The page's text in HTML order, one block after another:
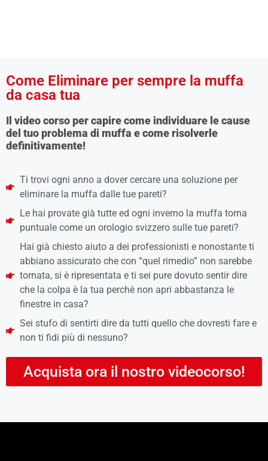
Come Eliminare per sempre la muffa
da casa tua
Il video corso per capire come individuare le cause
del tuo problema di muffa e come risolverle
definitivamente!
Ti trovi ogni anno a dover cercare una soluzione per
eliminare la muffa dalle tue pareti?
Le hai provate già tutte ed ogni inverno la muffa torna
puntuale come un orologio svizzero sulle tue pareti?
Hai già chiesto aiuto a dei professionisti e nonostante ti
abbiano assicurato che con “quel rimedio” non sarebbe
tornata, si è ripresentata e ti sei pure dovuto sentir dire
che la colpa è la tua perchè non apri abbastanza le
finestre in casa?
Sei stufo di sentirti dire da tutti quello che dovresti fare e
non ti fidi più di nessuno?
Acquista ora il nostro videocorso!